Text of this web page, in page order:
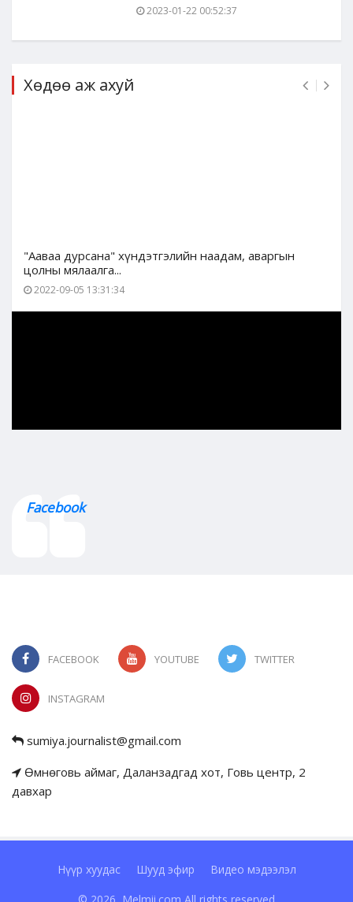
2023-01-22 00:52:37
Хөдөө аж ахуй
"Ааваа дурсана" хүндэтгэлийн наадам, аваргын
цолны мялаалга...
2022-09-05 13:31:34
Facebook
FACEBOOK YOUTUBE TWITTER
INSTAGRAM
sumiya.journalist@gmail.com
Өмнөговь аймаг, Даланзадгад хот, Говь центр, 2
давхар
Нүүр хуудас Шууд эфир
Видео мэдээлэл